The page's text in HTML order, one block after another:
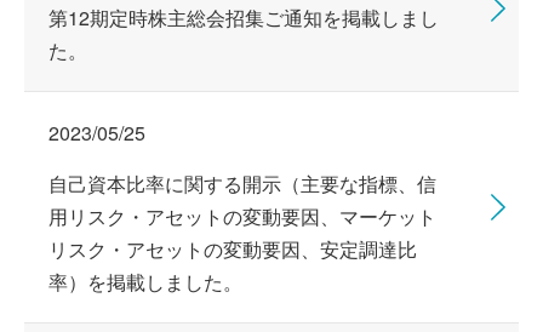
第12期定時株主総会招集ご通知を掲載しまし
た。
2023/05/25
自己資本比率に関する開示（主要な指標、信
用リスク・アセットの変動要因、マーケット
リスク・アセットの変動要因、安定調達比
率）を掲載しました。